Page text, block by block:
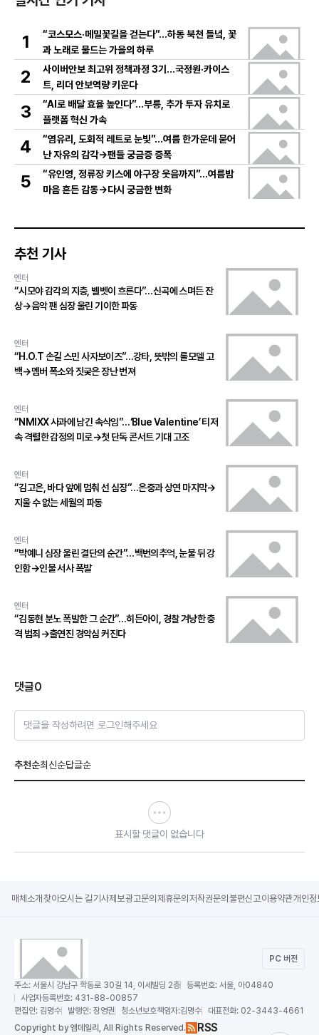
1
“코스모스·메밀꽃길을 걷는다”…하동 북천 들녘, 꽃
과 노래로 물드는 가을의 하루
2
사이버안보 최고위 정책과정 3기…국정원·카이스
트, 리더 안보역량 키운다
3
“AI로 배달 효율 높인다”…부릉, 추가 투자 유치로
플랫폼 혁신 가속
4
“염유리, 도회적 레트로 눈빛”…여름 한가운데 묻어
난 자유의 감각→팬들 궁금증 증폭
5
“유인영, 정류장 키스에 야구장 웃음까지”…여름밤
마음 흔든 감동→다시 궁금한 변화
추천 기사
엔터
“시모야 감각의 지층, 벨벳이 흐른다”…신곡에 스며든 잔
상→음악 팬 심장 울린 기이한 파동
엔터
“H.O.T 손길 스민 사자보이즈”…강타, 뜻밖의 롤모델 고
백→멤버 폭소와 짓궂은 장난 번져
엔터
“NMIXX 사과에 남긴 속삭임”…‘Blue Valentine’ 티저
속 격렬한 감정의 미로→첫 단독 콘서트 기대 고조
엔터
“김고은, 바다 앞에 멈춰 선 심장”…은중과 상연 마지막→
지울 수 없는 세월의 파동
엔터
“박예니 심장 울린 결단의 순간”…백번의추억, 눈물 뒤 강
인함→인물 서사 폭발
엔터
“김동현 분노 폭발한 그 순간”…히든아이, 경찰 겨냥한 충
격 범죄→출연진 경악심 커진다
댓글0
댓글을 작성하려면 로그인해주세요
추천순최신순답글순
표시할 댓글이 없습니다
매체소개 찾아오시는 길기사제보광고문의 제휴문의 저작권문의 불편신고이용약관개인정
PC 버전
주소: 서울시 강남구 학동로 30길 14, 이세빌딩 2층 등록번호: 서울, 아04840
사업자등록번호: 431-88-00857
편집인: 김명수 발행인: 장영권 청소년보호책임자:김명수 대표전화: 02-3443-4661
Copyright by 엠데일리, All Rights Reserved. RSS